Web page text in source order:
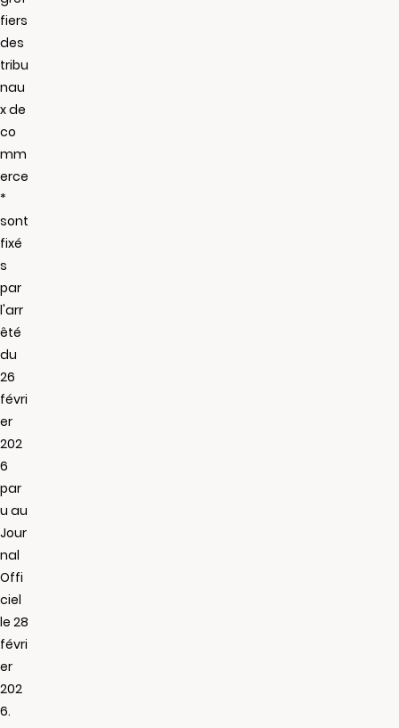
fiers
des
tribu
nau
x de
co
mm
erce
*
sont
fixé
s
par
l'arr
êté
du
26
févri
er
202
6
par
u au
Jour
nal
Offi
ciel
le 28
févri
er
202
6.